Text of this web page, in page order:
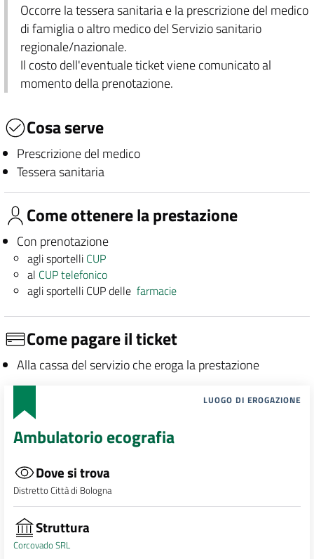
Occorre la tessera sanitaria e la prescrizione del medico
di famiglia o altro medico del Servizio sanitario
regionale/nazionale.
Il costo dell'eventuale ticket viene comunicato al
momento della prenotazione.
Cosa serve
Prescrizione del medico
Tessera sanitaria
Come ottenere la prestazione
Con prenotazione
agli sportelli CUP
al CUP telefonico
agli sportelli CUP dellefarmacie
Come pagare il ticket
Alla cassa del servizio che eroga la prestazione
LUOGO DI EROGAZIONE
Ambulatorio ecografia
Dove si trova
Distretto Città di Bologna
Struttura
Corcovado SRL